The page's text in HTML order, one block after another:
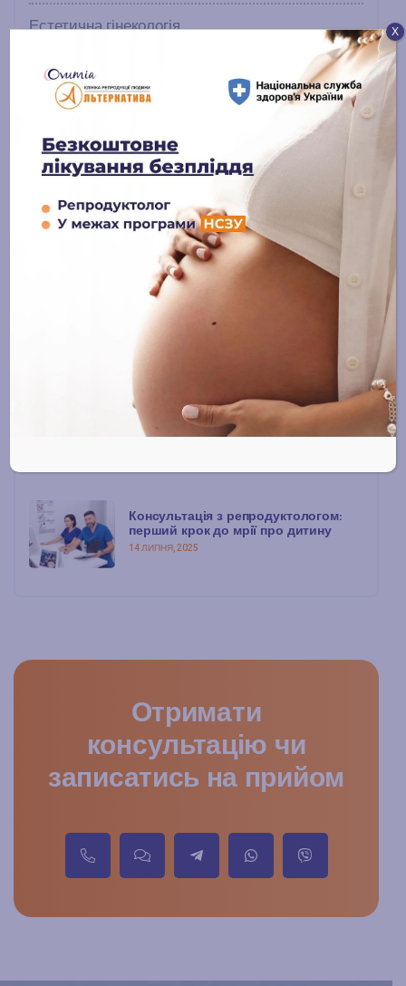
Естетична гінекологія
Урологія
Блог
Онлайн-журнал
Останні публікації
Лікування чоловічого безпліддя:
сучасні підходи та надія на
ЕКЗ із донорськими яйцеклітинами:
шлях надії, довіри та щастя
Консультація з репродуктологом:
перший крок до мрії про дитину
14 ЛИПНЯ, 2025
Отримати
консультацію чи
записатись на прийом
Х